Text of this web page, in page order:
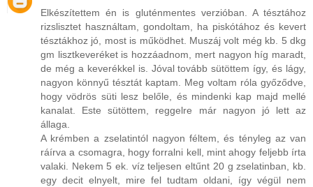
Elkészítettem én is gluténmentes verzióban. A tésztához
rizslisztet használtam, gondoltam, ha piskótához és kevert
tésztákhoz jó, most is működhet. Muszáj volt még kb. 5 dkg
gm lisztkeveréket is hozzáadnom, mert nagyon híg maradt,
de még a keverékkel is. Jóval tovább sütöttem így, és lágy,
nagyon könnyű tésztát kaptam. Meg voltam róla győződve,
hogy vödrös süti lesz belőle, és mindenki kap majd mellé
kanalat. Este sütöttem, reggelre már nagyon jó lett az
állaga.
A krémben a zselatintól nagyon féltem, és tényleg az van
ráírva a csomagra, hogy forralni kell, mint ahogy feljebb írta
valaki. Nekem 5 ek. víz teljesen eltűnt 20 g zselatinban, kb.
egy decit elnyelt, mire fel tudtam oldani, így végül nem